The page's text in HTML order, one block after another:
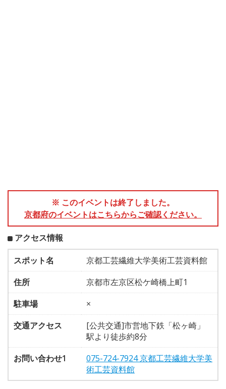
※ このイベントは終了しました。
京都府のイベントはこちらからご確認ください。
アクセス情報
スポット名
京都工芸繊維大学美術工芸資料館
住所
京都市左京区松ケ崎橋上町1
駐車場
×
交通アクセス
[公共交通]市営地下鉄「松ヶ崎」
駅より徒歩約8分
お問い合わせ1
075-724-7924 京都工芸繊維大学美
術工芸資料館